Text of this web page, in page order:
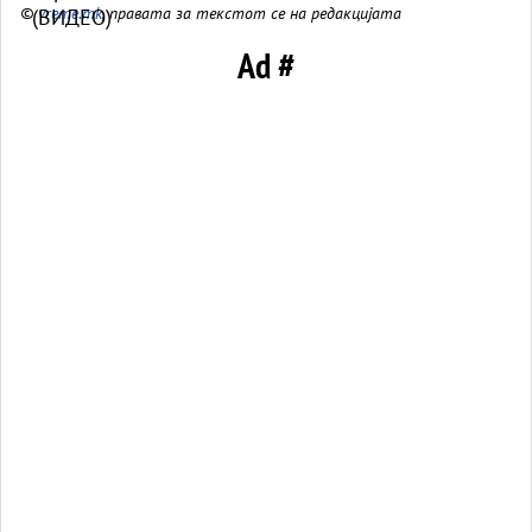
©vreme.mk, правата за текстот се на редакцијата
Ad #